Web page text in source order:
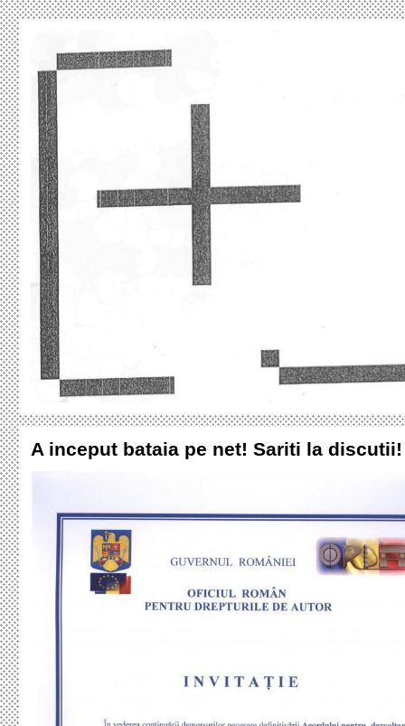
A inceput bataia pe net! Sariti la discutii!